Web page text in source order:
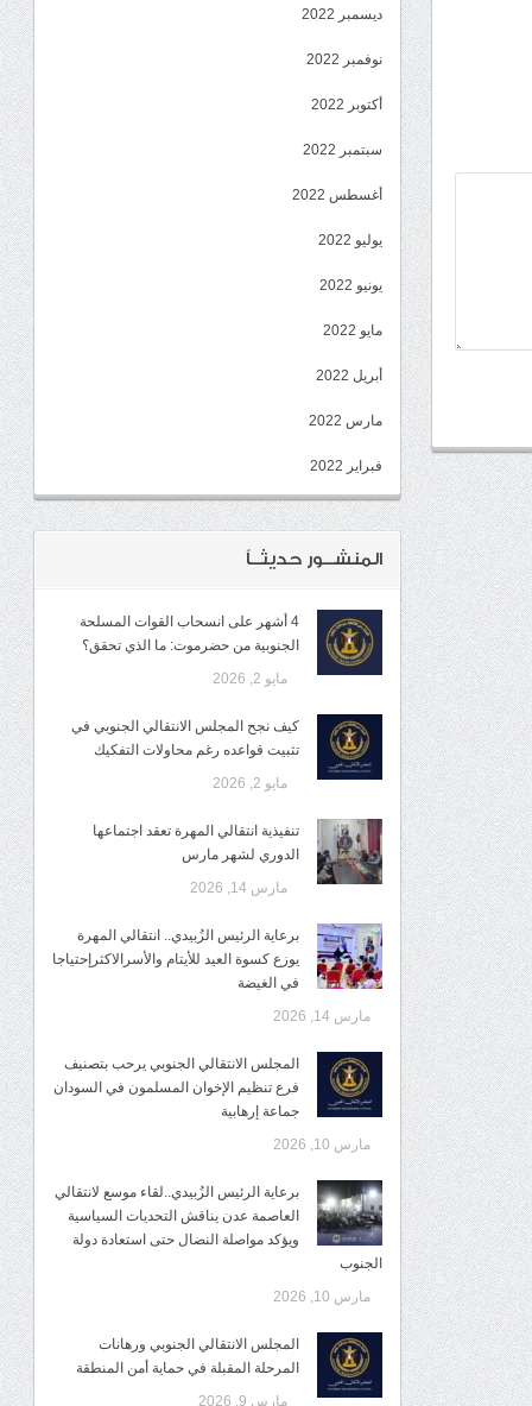
ديسمبر 2022
نوفمبر 2022
أكتوبر 2022
سبتمبر 2022
أغسطس 2022
يوليو 2022
يونيو 2022
مايو 2022
أبريل 2022
مارس 2022
فبراير 2022
المنشــور حديثــاً
4 أشهر على انسحاب القوات المسلحة
الجنوبية من حضرموت: ما الذي تحقق؟
مايو 2, 2026
كيف نجح المجلس الانتقالي الجنوبي في
تثبيت قواعده رغم محاولات التفكيك
مايو 2, 2026
تنفيذية انتقالي المهرة تعقد اجتماعها
الدوري لشهر مارس
مارس 14, 2026
برعاية الرئيس الزُبيدي.. انتقالي المهرة
يوزع كسوة العيد للأيتام والأسرالاكثرإحتياجا
في الغيضة
مارس 14, 2026
المجلس الانتقالي الجنوبي يرحب بتصنيف
فرع تنظيم الإخوان المسلمون في السودان
جماعة إرهابية
مارس 10, 2026
برعاية الرئيس الزُبيدي..لقاء موسع لانتقالي
العاصمة عدن يناقش التحديات السياسية
ويؤكد مواصلة النضال حتى استعادة دولة
الجنوب
مارس 10, 2026
المجلس الانتقالي الجنوبي ورهانات
المرحلة المقبلة في حماية أمن المنطقة
مارس 9, 2026